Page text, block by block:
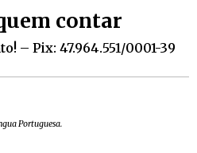
contar
– Pix: 47.964.551/0001-39
Portuguesa.